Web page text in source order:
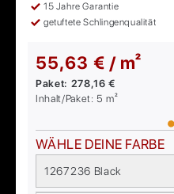
15 Jahre Garantie
getuftete Schlingenqualität
55,63 € / m²
Paket: 278,16 €
Inhalt/Paket: 5 m²
WÄHLE DEINE FARBE
1267236 Black